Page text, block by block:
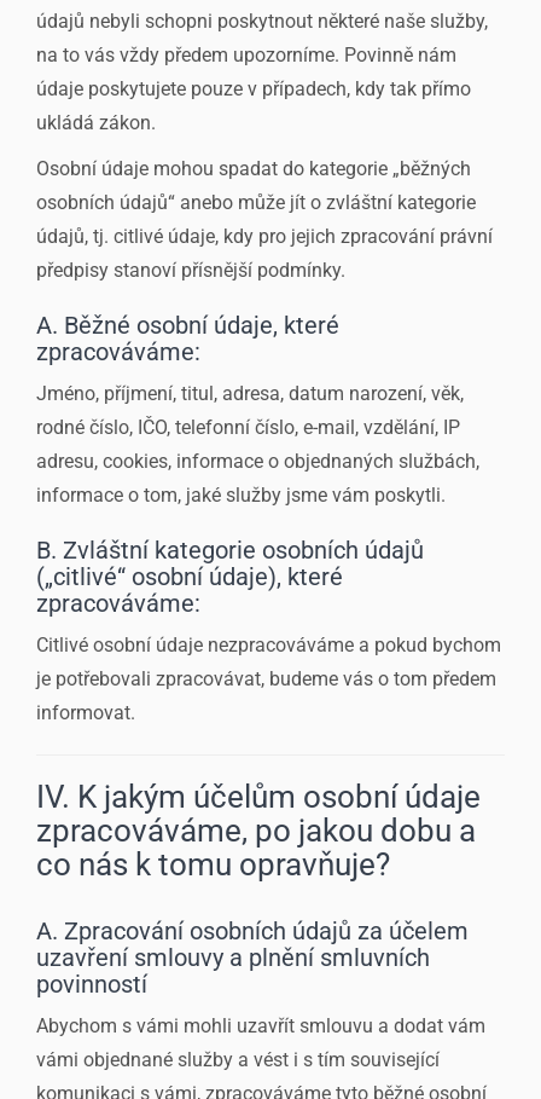
údajů nebyli schopni poskytnout některé naše služby,
na to vás vždy předem upozorníme. Povinně nám
údaje poskytujete pouze v případech, kdy tak přímo
ukládá zákon.
Osobní údaje mohou spadat do kategorie „běžných
osobních údajů“ anebo může jít o zvláštní kategorie
údajů, tj. citlivé údaje, kdy pro jejich zpracování právní
předpisy stanoví přísnější podmínky.
A. Běžné osobní údaje, které
zpracováváme:
Jméno, příjmení, titul, adresa, datum narození, věk,
rodné číslo, IČO, telefonní číslo, e-mail, vzdělání, IP
adresu, cookies, informace o objednaných službách,
informace o tom, jaké služby jsme vám poskytli.
B. Zvláštní kategorie osobních údajů
(„citlivé“ osobní údaje), které
zpracováváme:
Citlivé osobní údaje nezpracováváme a pokud bychom
je potřebovali zpracovávat, budeme vás o tom předem
informovat.
IV. K jakým účelům osobní údaje
zpracováváme, po jakou dobu a
co nás k tomu opravňuje?
A. Zpracování osobních údajů za účelem
uzavření smlouvy a plnění smluvních
povinností
Abychom s vámi mohli uzavřít smlouvu a dodat vám
vámi objednané služby a vést i s tím související
komunikaci s vámi, zpracováváme tyto běžné osobní